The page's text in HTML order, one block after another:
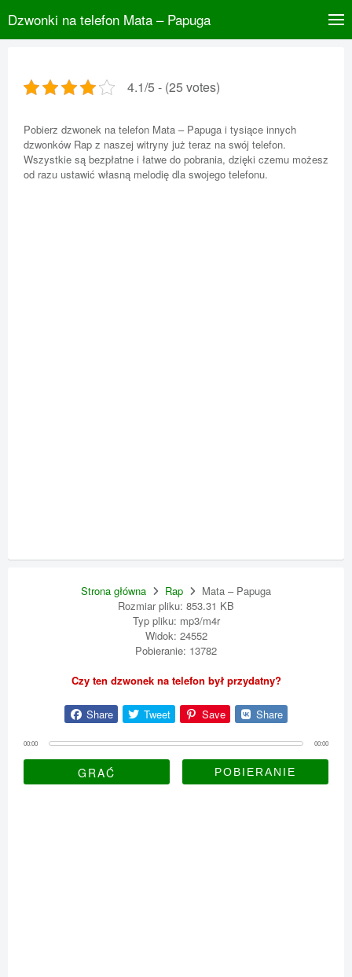
Dzwonki na telefon Mata – Papuga
4.1/5 - (25 votes)
Pobierz dzwonek na telefon Mata – Papuga i tysiące innych
dzwonków Rap z naszej witryny już teraz na swój telefon.
Wszystkie są bezpłatne i łatwe do pobrania, dzięki czemu możesz
od razu ustawić własną melodię dla swojego telefonu.
Strona główna Rap
Mata – Papuga
Rozmiar pliku: 853.31 KB
Typ pliku: mp3/m4r
Widok: 24552
Pobieranie: 13782
Czy ten dzwonek na telefon był przydatny?
Share Tweet Save Share
00:00 00:00
GRAĆ